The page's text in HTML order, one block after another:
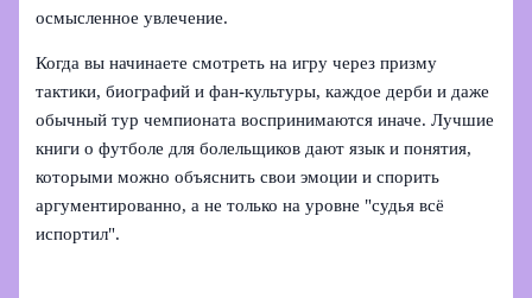
осмысленное увлечение.
Когда вы начинаете смотреть на игру через призму
тактики, биографий и фан-культуры, каждое дерби и даже
обычный тур чемпионата воспринимаются иначе. Лучшие
книги о футболе для болельщиков дают язык и понятия,
которыми можно объяснить свои эмоции и спорить
аргументированно, а не только на уровне "судья всё
испортил".